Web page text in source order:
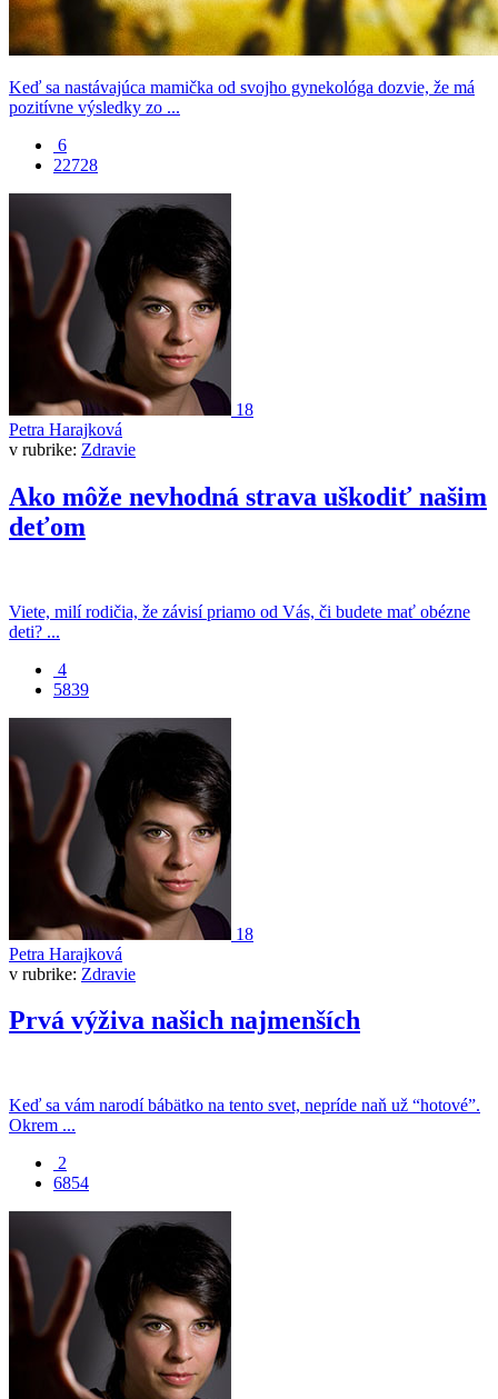
Keď sa nastávajúca mamička od svojho gynekológa dozvie, že má
pozitívne výsledky zo ...
6
22728
18
Petra Harajková
v rubrike: Zdravie
Ako môže nevhodná strava uškodiť našim
deťom
Viete, milí rodičia, že závisí priamo od Vás, či budete mať obézne
deti? ...
4
5839
18
Petra Harajková
v rubrike: Zdravie
Prvá výživa našich najmenších
Keď sa vám narodí bábätko na tento svet, nepríde naň už “hotové”.
Okrem ...
2
6854